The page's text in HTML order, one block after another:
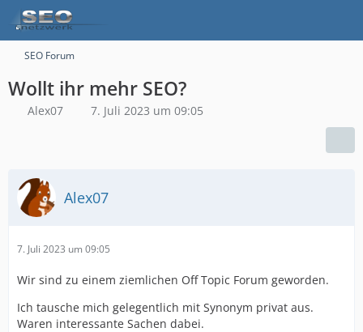
SEO Forum
Wollt ihr mehr SEO?
Alex07 7. Juli 2023 um 09:05
Alex07
7. Juli 2023 um 09:05
Wir sind zu einem ziemlichen Off Topic Forum geworden.
Ich tausche mich gelegentlich mit Synonym privat aus.
Waren interessante Sachen dabei.